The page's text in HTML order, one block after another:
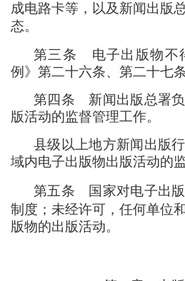
成电路卡等 ， 以及新闻出版
态。
第三条
电子出版物不
例》第二十六条、第二十七
第四条 新闻出版总署
版活动的监督管理工作。
县级以上地方新闻出版
域内电子出版物出版活动的
第五条 国家对电子出
制度 ； 未经许可 ， 任何单位
版物的出版活动。